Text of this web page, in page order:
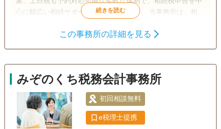
心に幅広い相続サポートを行っています。 当事務所は、相続
人がいる場合や、遺産分割が難航しているケースなど、複雑
ートできるのも強みです。
相続財産調査
電話相談可 訪問可 土日相談可 初回相談無料
18時以降相談可 オンライン面談可 事務所面談可
この事務所の詳細を見る
みぞのくち税務会計事務所
初回相談無料
e税理士提携